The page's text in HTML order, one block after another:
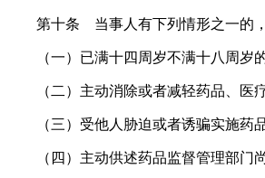
第十条 当事人有下列情形之一的
（一）已满十四周岁不满十八周岁
（二）主动消除或者减轻药品、医
（三）受他人胁迫或者诱骗实施药
（四）主动供述药品监督管理部门